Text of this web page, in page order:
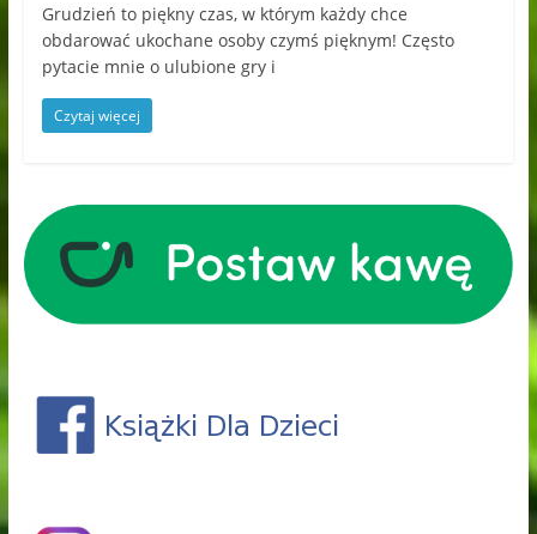
Grudzień to piękny czas, w którym każdy chce
obdarować ukochane osoby czymś pięknym! Często
pytacie mnie o ulubione gry i
Czytaj więcej